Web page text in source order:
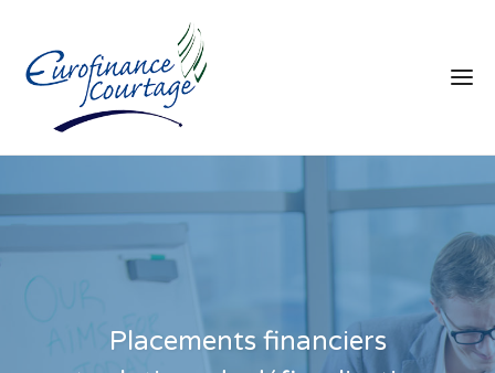
Placements financiers